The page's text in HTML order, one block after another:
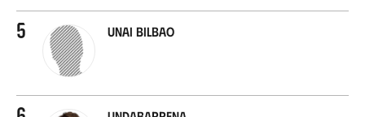
5 Unai Bilbao